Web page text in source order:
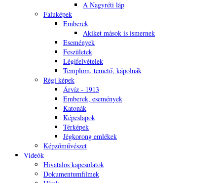
A Nagyréti láp
Faluképek
Emberek
Akiket mások is ismernek
Események
Feszületek
Légifelvételek
Templom, temető, kápolnák
Régi képek
Árvíz - 1913
Emberek, események
Katonák
Képeslapok
Térképek
Jégkorong emlékek
Képzőművészet
Videók
Hivatalos kapcsolatok
Dokumentumfilmek